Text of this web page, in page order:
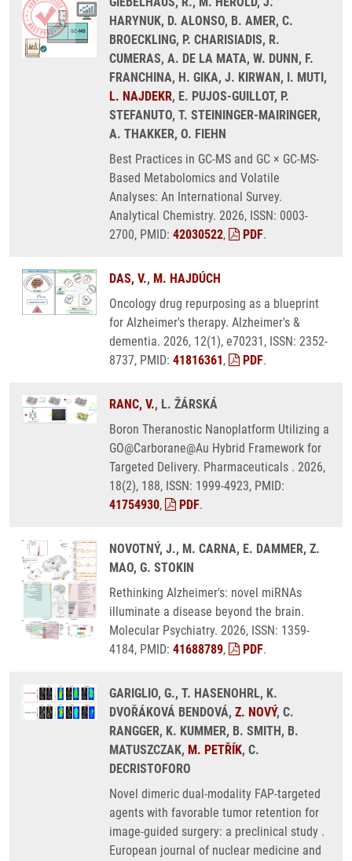
HARYNUK, D. ALONSO, B. AMER, C.
BROECKLING, P. CHARISIADIS, R.
CUMERAS, A. DE LA MATA, W. DUNN, F.
FRANCHINA, H. GIKA, J. KIRWAN, I. MUTI,
L. NAJDEKR, E. PUJOS-GUILLOT, P.
STEFANUTO, T. STEININGER-MAIRINGER,
A. THAKKER, O. FIEHN
Best Practices in GC-MS and GC × GC-MS-
Based Metabolomics and Volatile
Analyses: An International Survey.
Analytical Chemistry. 2026, ISSN: 0003-
2700, PMID: 42030522, PDF.
DAS, V., M. HAJDÚCH
Oncology drug repurposing as a blueprint
for Alzheimer's therapy. Alzheimer's &
dementia. 2026, 12(1), e70231, ISSN: 2352-
8737, PMID: 41816361, PDF.
RANC, V., L. ŽÁRSKÁ
Boron Theranostic Nanoplatform Utilizing a
GO@Carborane@Au Hybrid Framework for
Targeted Delivery. Pharmaceuticals . 2026,
18(2), 188, ISSN: 1999-4923, PMID:
41754930, PDF.
NOVOTNÝ, J., M. CARNA, E. DAMMER, Z.
MAO, G. STOKIN
Rethinking Alzheimer's: novel miRNAs
illuminate a disease beyond the brain.
Molecular Psychiatry. 2026, ISSN: 1359-
4184, PMID: 41688789, PDF.
GARIGLIO, G., T. HASENOHRL, K.
DVOŘÁKOVÁ BENDOVÁ, Z. NOVÝ, C.
RANGGER, K. KUMMER, B. SMITH, B.
MATUSZCZAK, M. PETŘÍK, C.
DECRISTOFORO
Novel dimeric dual-modality FAP-targeted
agents with favorable tumor retention for
image-guided surgery: a preclinical study .
European journal of nuclear medicine and